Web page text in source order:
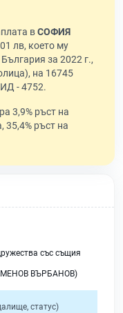
вСОФИЯ
лв, което му
за 2022 г.,
на 16745
- 4752.
3,9% ръст на
35,4% ръст на
със същия
ВЪРБАНОВ)
статус)